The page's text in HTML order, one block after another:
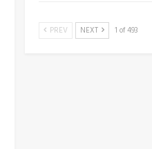
PREV NEXT 1 of 493